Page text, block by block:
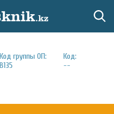
Код группы ОП:
B135
Код:
--